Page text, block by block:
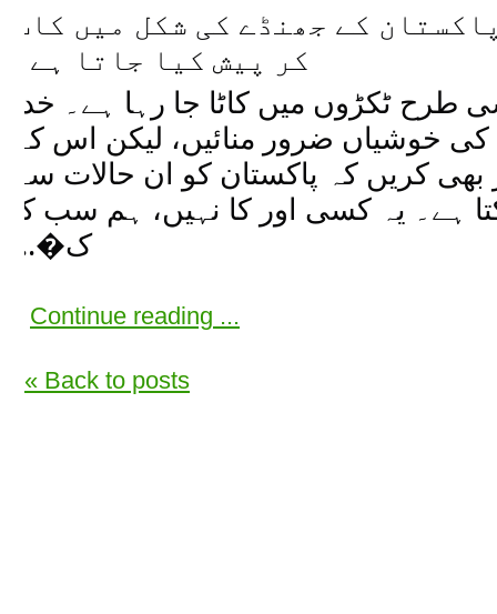
کے جھنڈے کی شکل میں کاٹ
کر پیش کیا جاتا ہے،
طرح ٹکڑوں میں کاٹا جا رہا ہے۔ خدا
خوشیاں ضرور منائیں، لیکن اس کے
کریں کہ پاکستان کو ان حالات سے
ہے۔ یہ کسی اور کا نہیں، ہم سب کا
ک�...
Continue reading ...
« Back to posts